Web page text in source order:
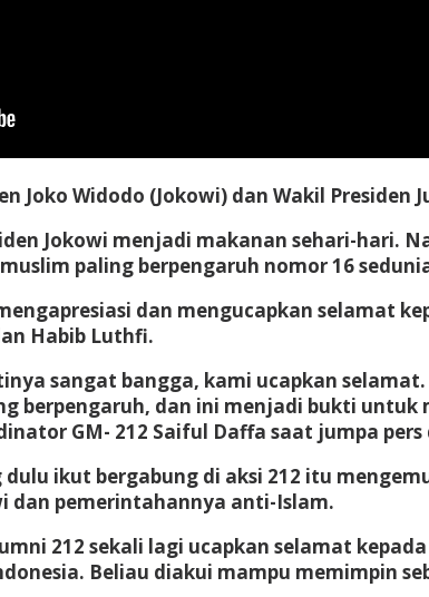
Joko Widodo (Jokowi) dan Wakil
Jokowi menjadi makanan sehari-hari.
paling berpengaruh nomor 16
dan mengucapkan selamat
Habib Luthfi.
sangat bangga, kami ucapkan
berpengaruh, dan ini menjadi bukti
GM- 212 Saiful Daffa saat jumpa
ikut bergabung di aksi 212 itu
dan pemerintahannya anti-Islam.
212 sekali lagi ucapkan selamat
Beliau diakui mampu memimpin